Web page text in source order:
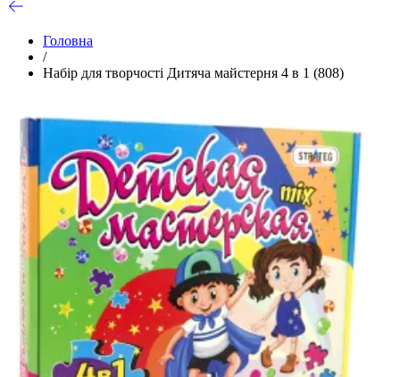
Головна
/
Набір для творчості Дитяча майстерня 4 в 1 (808)